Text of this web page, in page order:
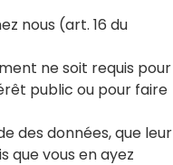
nous (art. 16 du
ne soit requis pour
public ou pour faire
des données, que leur
que vous en ayez